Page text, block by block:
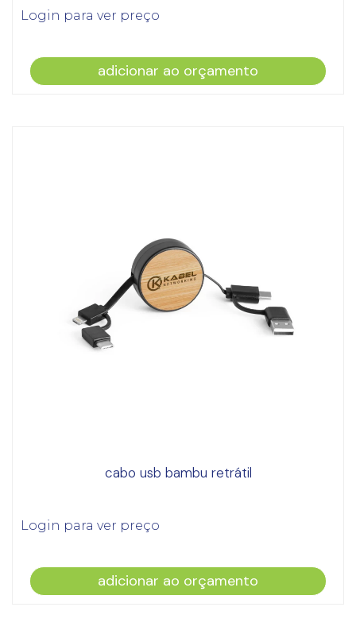
Login para ver preço
adicionar ao orçamento
cabo usb bambu retrátil
Login para ver preço
adicionar ao orçamento